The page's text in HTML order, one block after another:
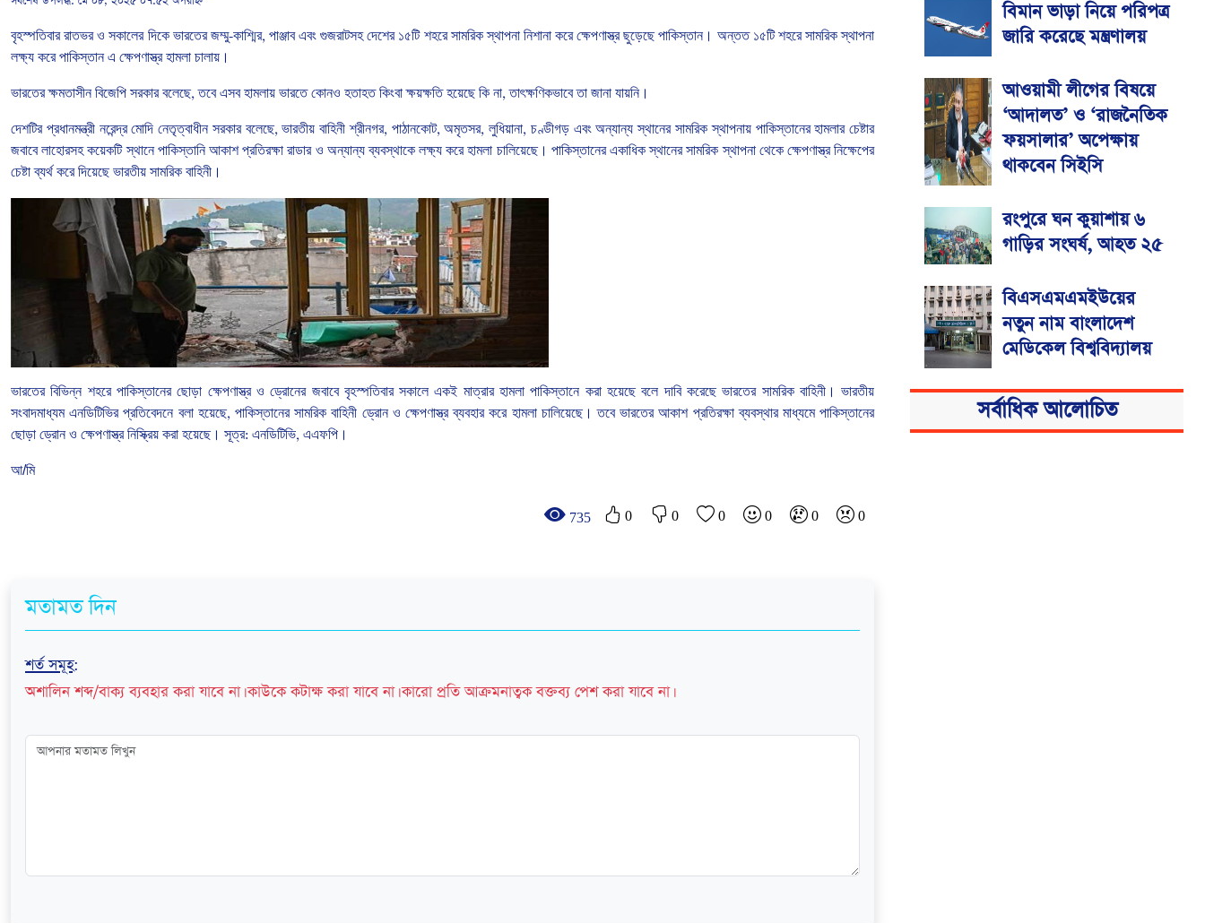
বৃহস্পতিবার রাতভর ও সকালের দিকে ভারতের জম্মু-কাশ্মির, পাঞ্জাব এবং গুজরাটসহ দেশের ১৫টি শহরে সামরিক স্থাপনা নিশানা করে ক্ষেপণাস্ত্র ছুড়েছে পাকিস্তান। অন্তত ১৫টি শহরে সামরিক স্থাপনা
লক্ষ্য করে পাকিস্তান এ ক্ষেপণাস্ত্র হামলা চালায়।
ভারতের ক্ষমতাসীন বিজেপি সরকার বলেছে,তবে এসব হামলায় ভারতে কোনও হতাহত কিংবা ক্ষয়ক্ষতি হয়েছে কি না,তাৎক্ষণিকভাবে তা জানা যায়নি।
দেশটির প্রধানমন্ত্রী নরেন্দ্র মোদি নেতৃত্বাধীন সরকার বলেছে,ভারতীয় বাহিনী শ্রীনগর, পাঠানকোট,অমৃতসর,লুধিয়ানা, চণ্ডীগড় এবং অন্যান্য স্থানের সামরিক স্থাপনায় পাকিস্তানের হামলার চেষ্টার
জবাবে লাহোরসহ কয়েকটি স্থানে পাকিস্তানি আকাশ প্রতিরক্ষা রাডার ও অন্যান্য ব্যবস্থাকে লক্ষ্য করে হামলা চালিয়েছে। পাকিস্তানের একাধিক স্থানের সামরিক স্থাপনা থেকে ক্ষেপণাস্ত্র নিক্ষেপের
চেষ্টা ব্যর্থ করে দিয়েছে ভারতীয় সামরিক বাহিনী।
ভারতের বিভিন্ন শহরে পাকিস্তানের ছোড়া ক্ষেপণাস্ত্র ও ড্রোনের জবাবে বৃহস্পতিবার সকালে একই মাত্রার হামলা পাকিস্তানে করা হয়েছে বলে দাবি করেছে ভারতের সামরিক বাহিনী। ভারতীয়
সংবাদমাধ্যম এনডিটিভির প্রতিবেদনে বলা হয়েছে,পাকিস্তানের সামরিক বাহিনী ড্রোন ও ক্ষেপণাস্ত্র ব্যবহার করে হামলা চালিয়েছে। তবে ভারতের আকাশ প্রতিরক্ষা ব্যবস্থার মাধ্যমে পাকিস্তানের
ছোড়া ড্রোন ও ক্ষেপণাস্ত্র নিস্ক্রিয় করা হয়েছে। সূত্র: এনডিটিভি, এএফপি।
আ/মি
735 0 0 0 0 0 0
মতামত দিন
শর্ত সমূহ:
অশালিন শব্দ/বাক্য ব্যবহার করা যাবে না। কাউকে কটাক্ষ করা যাবে না। কারো প্রতি আক্রমনাত্বক বক্তব্য পেশ করা যাবে না।
বিমান ভাড়া নিয়ে পরিপত্র
জারি করেছে মন্ত্রণালয়
আওয়ামী লীগের বিষয়ে
‘আদালত’ ও ‘রাজনৈতিক
ফয়সালার’ অপেক্ষায়
থাকবেন সিইসি
রংপুরে ঘন কুয়াশায় ৬
গাড়ির সংঘর্ষ, আহত ২৫
বিএসএমএমইউয়ের
নতুন নাম বাংলাদেশ
মেডিকেল বিশ্ববিদ্যালয়
সর্বাধিক আলোচিত